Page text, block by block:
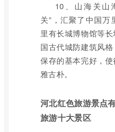
10、山海关山
关”，汇聚了中国
里有长城博物馆等
国古代城防建筑风
保存的基本完好，
雅古朴。
河北红色旅游景点
旅游十大景区